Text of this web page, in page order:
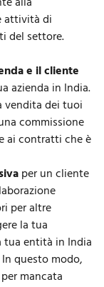
attività di
del settore.
e il cliente
azienda in India.
vendita dei tuoi
commissione
ai contratti che è
per un cliente
per altre
la tua
entità in India
questo modo,
mancata